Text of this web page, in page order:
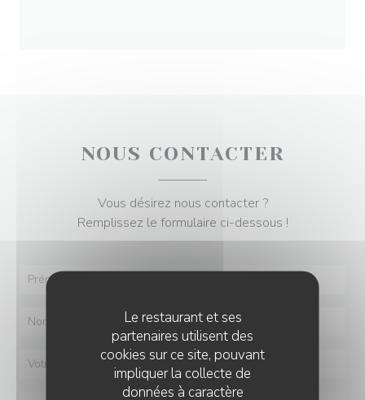
Le restaurant et ses
partenaires utilisent des
cookies sur ce site, pouvant
impliquer la collecte de
données à caractère
NOUS CONTACTER
Vous désirez nous contacter ?
Remplissez le formulaire ci-dessous !